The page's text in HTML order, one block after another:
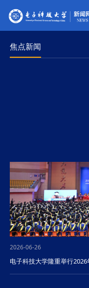
焦点新闻
2026-06-26
电子科技大学隆重举行